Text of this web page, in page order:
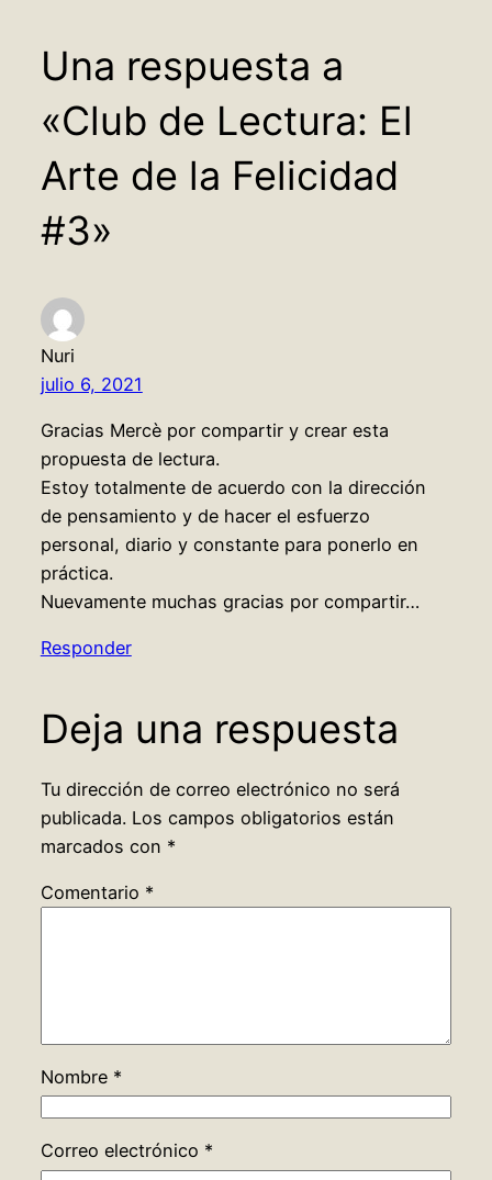
Una respuesta a
«Club de Lectura: El
Arte de la Felicidad
#3»
Nuri
julio 6, 2021
Gracias Mercè por compartir y crear esta
propuesta de lectura.
Estoy totalmente de acuerdo con la dirección
de pensamiento y de hacer el esfuerzo
personal, diario y constante para ponerlo en
práctica.
Nuevamente muchas gracias por compartir…
Responder
Deja una respuesta
Tu dirección de correo electrónico no será
publicada. Los campos obligatorios están
marcados con *
Comentario *
Nombre *
Correo electrónico *